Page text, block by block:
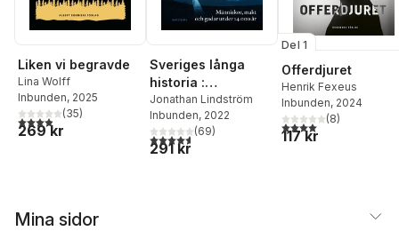
Liken vi begravde
Lina Wolff
Inbunden, 2025
3,9utav 5 stjärnor. Totalt antal röster:
(35)
269 kr
Sveriges långa
historia :
människor, makt
och gudar under
14000 år
Jonathan Lindström
Inbunden, 2022
4,6utav 5 stjärnor. Totalt antal röster:
(69)
291 kr
Del 1
Offerdjuret
Henrik Fexeus
Inbunden, 2024
4,0utav 5 stjärnor.
(8)
117 kr
Mina sidor